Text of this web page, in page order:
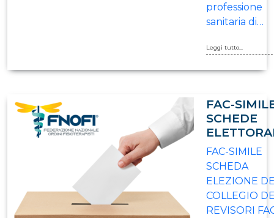
professione
sanitaria di…
Leggi tutto...
FAC-
SCHEDE
FAC-SIMILE
SCHEDA
ELEZIONE
COLLEGIO
REVISORI